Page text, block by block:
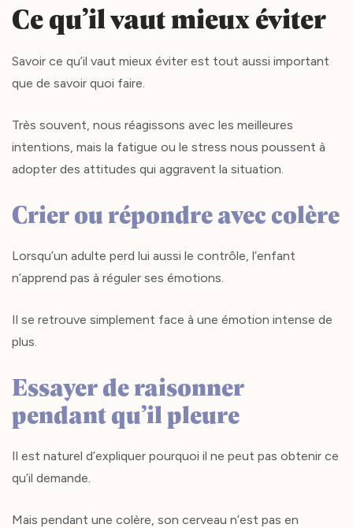
Ce qu’il vaut mieux éviter
Savoir ce qu’il vaut mieux éviter est tout aussi important
que de savoir quoi faire.
Très souvent, nous réagissons avec les meilleures
intentions, mais la fatigue ou le stress nous poussent à
adopter des attitudes qui aggravent la situation.
Crier ou répondre avec colère
Lorsqu’un adulte perd lui aussi le contrôle, l’enfant
n’apprend pas à réguler ses émotions.
Il se retrouve simplement face à une émotion intense de
plus.
Essayer de raisonner
pendant qu’il pleure
Il est naturel d’expliquer pourquoi il ne peut pas obtenir ce
qu’il demande.
Mais pendant une colère, son cerveau n’est pas en